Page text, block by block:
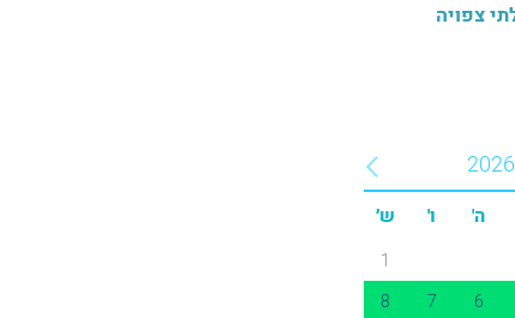
2026
ה' ו' ש׳
1
6
7
8